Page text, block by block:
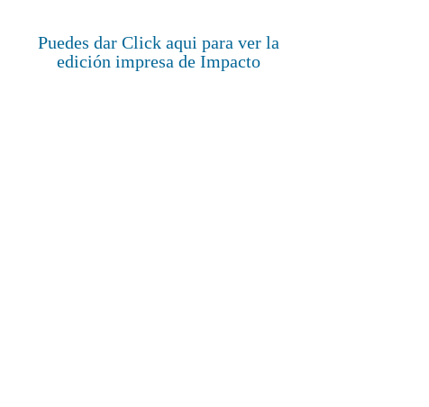
Puedes dar Click aqui para ver la
edición impresa de Impacto